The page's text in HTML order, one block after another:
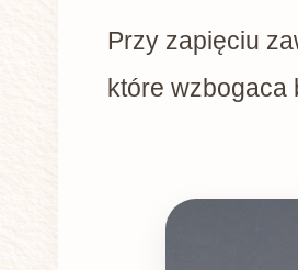
Przy zapięciu
które wzbogaca